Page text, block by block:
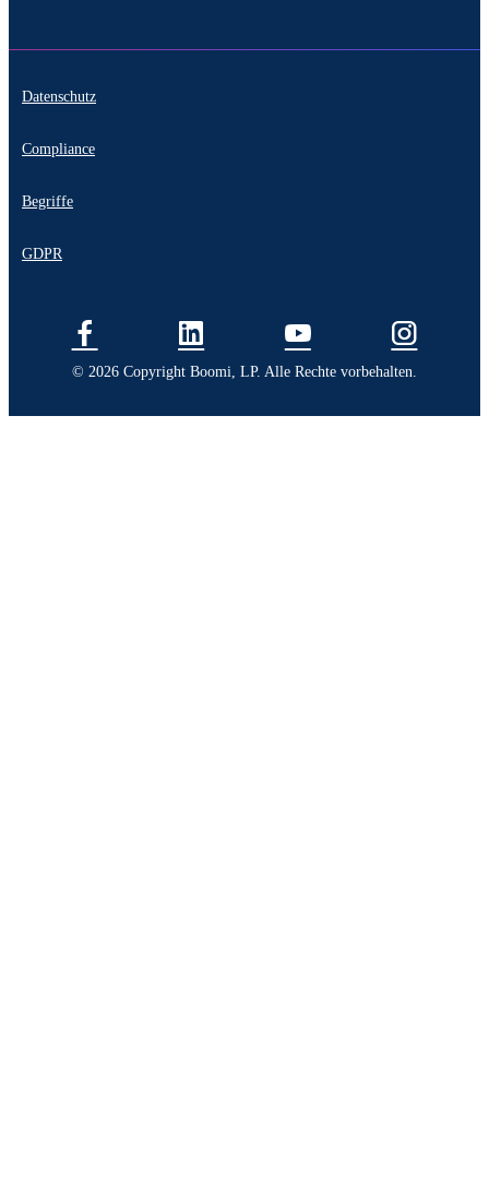
Datenschutz
Compliance
Begriffe
GDPR
© 2026 Copyright Boomi, LP. Alle Rechte vorbehalten.